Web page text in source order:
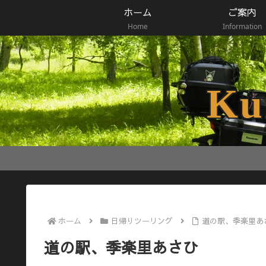
ホーム
Home
ご案内
Information
ホーム 日帰りツーリング 道の駅、季楽里あ
道の駅、季楽里あさひ